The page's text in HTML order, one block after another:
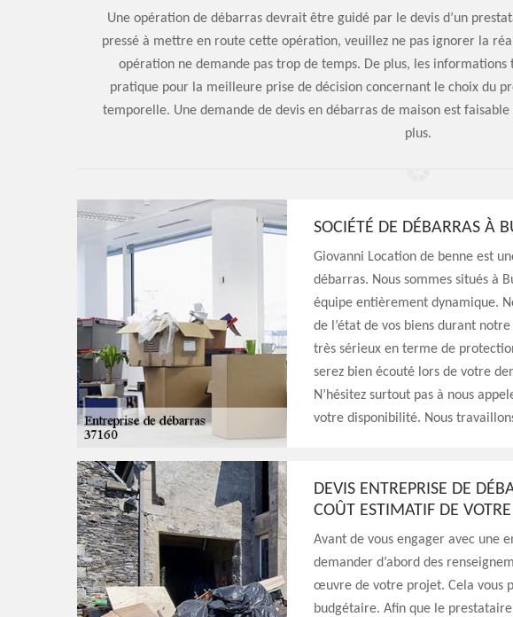
Une opération de débarras devrait être guidé par le devis d’un
pressé à mettre en route cette opération, veuillez ne pas ignorer la
opération ne demande pas trop de temps. De plus, les informations
pratique pour la meilleure prise de décision concernant le choix du
temporelle. Une demande de devis en débarras de maison est
plus.
SOCIÉTÉ DE DÉBARRAS À
Giovanni Location de benne est
débarras. Nous sommes situés à
équipe entièrement dynamique.
de l’état de vos biens durant
très sérieux en terme de
serez bien écouté lors de votre
N’hésitez surtout pas à nous
votre disponibilité. Nous
DEVIS ENTREPRISE DE
COÛT ESTIMATIF DE VOTRE
Avant de vous engager avec une
demander d’abord des
œuvre de votre projet. Cela vous
budgétaire. Afin que le